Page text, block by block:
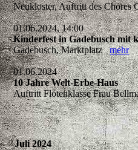
Neukloster, Auftritt des
01.06.2024, 14:00
Kinderfest in Gadebusch mit
Gadebusch, Marktplatzmehr
01.06.2024
10 Jahre Welt-Erbe-Haus
Auftritt Flötenklasse Frau
Juli 2024